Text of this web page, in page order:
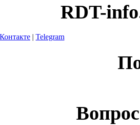
RDT-
| Telegram